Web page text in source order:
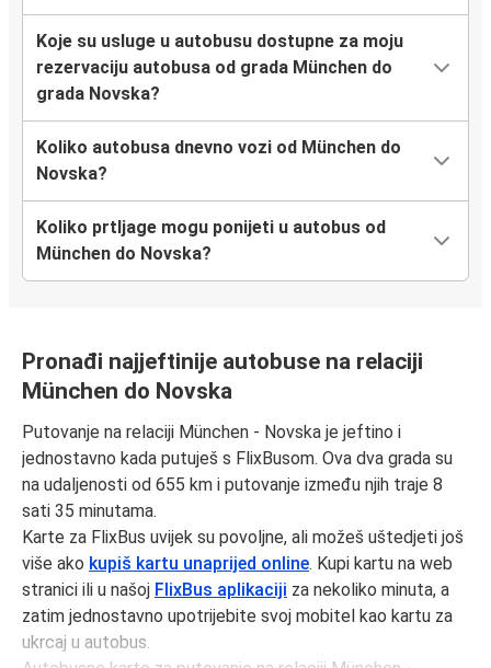
Koje su usluge u autobusu dostupne za moju
rezervaciju autobusa od grada München do
grada Novska?
Koliko autobusa dnevno vozi od München do
Novska?
Koliko prtljage mogu ponijeti u autobus od
München do Novska?
Pronađi najjeftinije autobuse na relaciji
München do Novska
Putovanje na relaciji München - Novska je jeftino i
jednostavno kada putuješ s FlixBusom. Ova dva grada su
na udaljenosti od 655 km i putovanje između njih traje 8
sati 35 minutama.
Karte za FlixBus uvijek su povoljne, ali možeš uštedjeti još
više ako kupiš kartu unaprijed online. Kupi kartu na web
stranici ili u našoj FlixBus aplikaciji za nekoliko minuta, a
zatim jednostavno upotrijebite svoj mobitel kao kartu za
ukrcaj u autobus.